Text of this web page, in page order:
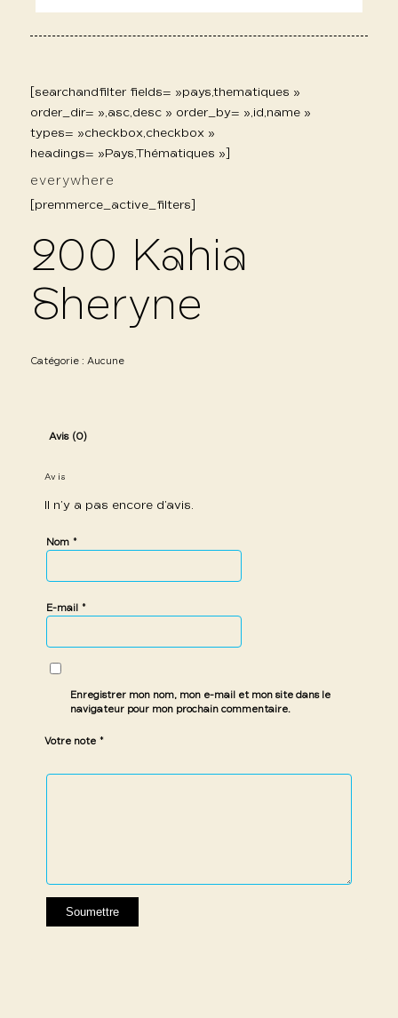
[searchandfilter fields= »pays,thematiques »
order_dir= »,asc,desc » order_by= »,id,name »
types= »checkbox,checkbox »
headings= »Pays,Thématiques »]
everywhere
[premmerce_active_filters]
200 Kahia
Sheryne
Catégorie : Aucune
Avis (0)
Avis
Il n’y a pas encore d’avis.
Nom *
E-mail *
Enregistrer mon nom, mon e-mail et mon site dans le
navigateur pour mon prochain commentaire.
Votre note *
1 étoile
2 étoiles
3 étoiles
4 étoiles
5 étoiles